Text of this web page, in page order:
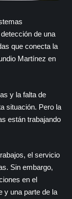
de una
que conecta la
Martínez en
y la falta de
situación. Pero la
están trabajando
el servicio
Sin embargo,
en el
y una parte de la